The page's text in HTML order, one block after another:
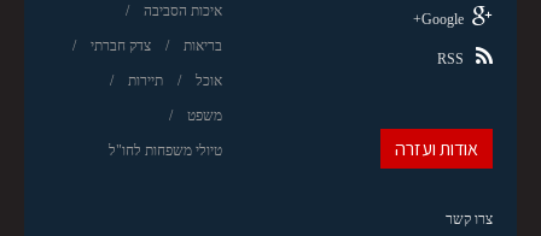
איכות הסביבה
בריאות צדק חברתי
אוכל תיירות
משפט
טיולי משפחות לחו"ל
Google+
RSS
אודות ועזרה
צרו קשר